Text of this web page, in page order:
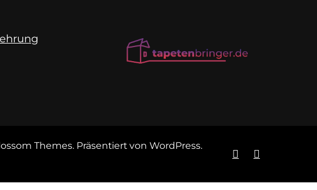
Themes. Präsentiert von WordPress.